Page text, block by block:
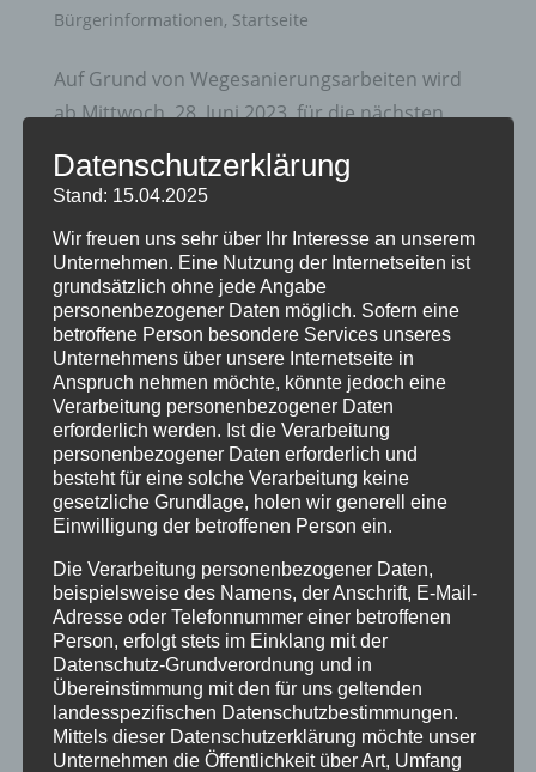
Bürgerinformationen, Startseite
Auf Grund von Wegesanierungsarbeiten wird
ab Mittwoch, 28. Juni 2023, für die nächsten
Dreiangelhütte komplett gesperrt (auch für
Verständnis und um Beachtung der...
Neueste Beiträge
Energetische Gebäudesanierung zum
Effizienzhaus und Plus-Energie-Einfamilienhaus
Zukunftsorientierte Heiztechnik und Nutzung
erneuerbare Energien
20 Jahre Erzgruben Burgberg –
Jubiläumssommer mit vielen besonderen
Erlebnissen
Halbzeit im Mikrozensus
Burgberger Dorfabende
Datenschutzerklärung
Stand: 15.04.2025
Wir freuen uns sehr über Ihr Interesse an unserem
Unternehmen. Eine Nutzung der Internetseiten ist
grundsätzlich ohne jede Angabe
personenbezogener Daten möglich. Sofern eine
betroffene Person besondere Services unseres
Unternehmens über unsere Internetseite in
Anspruch nehmen möchte, könnte jedoch eine
Verarbeitung personenbezogener Daten
erforderlich werden. Ist die Verarbeitung
personenbezogener Daten erforderlich und
besteht für eine solche Verarbeitung keine
gesetzliche Grundlage, holen wir generell eine
Einwilligung der betroffenen Person ein.
Die Verarbeitung personenbezogener Daten,
beispielsweise des Namens, der Anschrift, E-Mail-
Adresse oder Telefonnummer einer betroffenen
Person, erfolgt stets im Einklang mit der
Datenschutz-Grundverordnung und in
Übereinstimmung mit den für uns geltenden
landesspezifischen Datenschutzbestimmungen.
Mittels dieser Datenschutzerklärung möchte unser
Unternehmen die Öffentlichkeit über Art, Umfang